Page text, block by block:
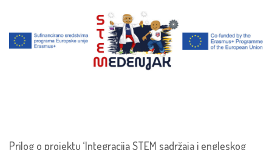
Prilog o projektu ‘Integracija STEM sadržaja i engleskog